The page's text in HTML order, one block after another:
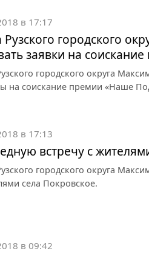
в 17:17
Рузского городского
заявки на
городского округа
на соискание премии «Наше
в 17:13
встречу с
городского округа
села Покровское.
в 09:42